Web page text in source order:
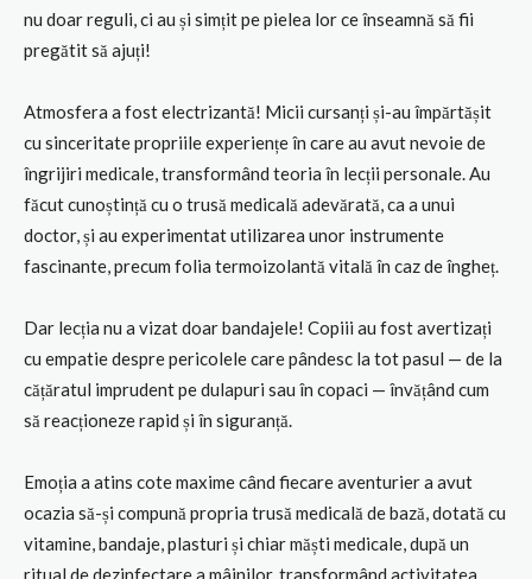
nu doar reguli, ci au și simțit pe pielea lor ce înseamnă să fii
pregătit să ajuți!
Atmosfera a fost electrizantă! Micii cursanți și-au împărtășit
cu sinceritate propriile experiențe în care au avut nevoie de
îngrijiri medicale, transformând teoria în lecții personale. Au
făcut cunoștință cu o trusă medicală adevărată, ca a unui
doctor, și au experimentat utilizarea unor instrumente
fascinante, precum folia termoizolantă vitală în caz de îngheț.
Dar lecția nu a vizat doar bandajele! Copiii au fost avertizați
cu empatie despre pericolele care pândesc la tot pasul — de la
cățăratul imprudent pe dulapuri sau în copaci — învățând cum
să reacționeze rapid și în siguranță.
Emoția a atins cote maxime când fiecare aventurier a avut
ocazia să-și compună propria trusă medicală de bază, dotată cu
vitamine, bandaje, plasturi și chiar măști medicale, după un
ritual de dezinfectare a mâinilor, transformând activitatea